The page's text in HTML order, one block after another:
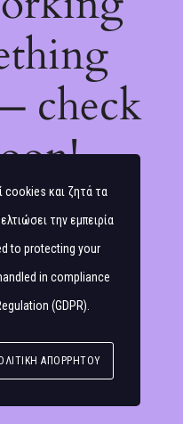
check
cookies και ζητά τα
την εμπειρία
to protecting your
in compliance
(GDPR)
ΑΠΟΡΡΉΤΟΥ